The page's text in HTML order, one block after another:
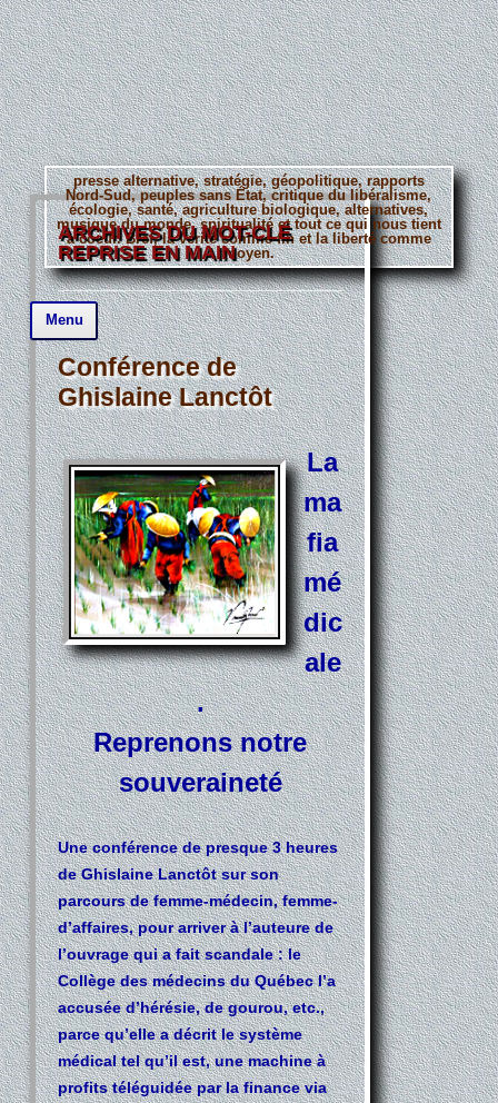
presse alternative, stratégie, géopolitique, rapports
Nord-Sud, peuples sans État, critique du libéralisme,
écologie, santé, agriculture biologique, alternatives,
musique du monde, spiritualité et tout ce qui nous tient
à coeur. Bref, la vérité comme fin et la liberté comme
moyen.
Menu
Aller
au
contenu
principal
ARCHIVES DU MOT-CLÉ
REPRISE EN MAIN
Conférence de
Ghislaine Lanctôt
La
ma
fia
mé
dic
ale
.
Reprenons notre
souveraineté
Une conférence de presque 3 heures
de Ghislaine Lanctôt sur son
parcours de femme-médecin, femme-
d’affaires, pour arriver à l’auteure de
l’ouvrage qui a fait scandale : le
Collège des médecins du Québec l’a
accusée d’hérésie, de gourou, etc.,
parce qu’elle a décrit le système
médical tel qu’il est, une machine à
profits téléguidée par la finance via